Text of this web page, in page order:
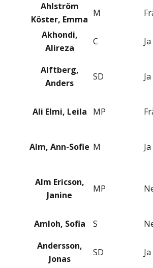
Ahlström
Köster, Emma
M
Akhondi,
Alireza
C Ja
Alftberg,
Anders
SD Ja
Ali Elmi, Leila MP
Alm, Ann-Sofie M Ja
Alm Ericson,
Janine
MP
Amloh, Sofia S
Andersson,
Jonas
SD Ja